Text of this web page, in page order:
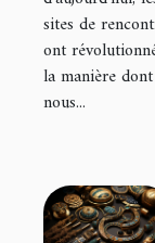
sites de
ont
la manière dont
nous...